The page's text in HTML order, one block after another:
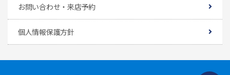
お問い合わせ・来店予約
個人情報保護方針